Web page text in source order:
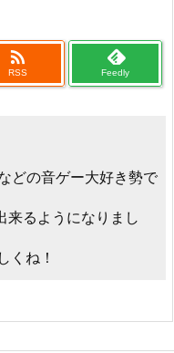

RSS Feedly
どの音ゲー大好き勢で
来るようになりまし
くね！